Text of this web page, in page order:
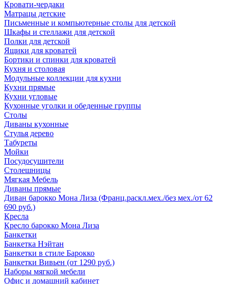
Кровати-чердаки
Матрацы детские
Письменные и компьютерные столы для детской
Шкафы и стеллажи для детской
Полки для детской
Ящики для кроватей
Бортики и спинки для кроватей
Кухня и столовая
Модульные коллекции для кухни
Кухни прямые
Кухни угловые
Кухонные уголки и обеденные группы
Столы
Диваны кухонные
Стулья дерево
Табуреты
Мойки
Посудосушители
Столешницы
Мягкая Мебель
Диваны прямые
Диван барокко Мона Лиза (Франц.раскл.мех./без мех./от 62
690 руб.)
Кресла
Кресло барокко Мона Лиза
Банкетки
Банкетка Нэйтан
Банкетки в стиле Барокко
Банкетки Вивьен (от 1290 руб.)
Наборы мягкой мебели
Офис и домашний кабинет